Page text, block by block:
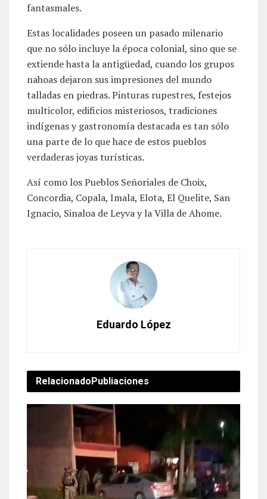
fantasmales.
Estas localidades poseen un pasado milenario
que no sólo incluye la época colonial, sino que se
extiende hasta la antigüedad, cuando los grupos
nahoas dejaron sus impresiones del mundo
talladas en piedras. Pinturas rupestres, festejos
multicolor, edificios misteriosos, tradiciones
indígenas y gastronomía destacada es tan sólo
una parte de lo que hace de estos pueblos
verdaderas joyas turísticas.
Así como los Pueblos Señoriales de Choix,
Concordia, Copala, Imala, Elota, El Quelite, San
Ignacio, Sinaloa de Leyva y la Villa de Ahome.
Eduardo López
RelacionadoPubliaciones